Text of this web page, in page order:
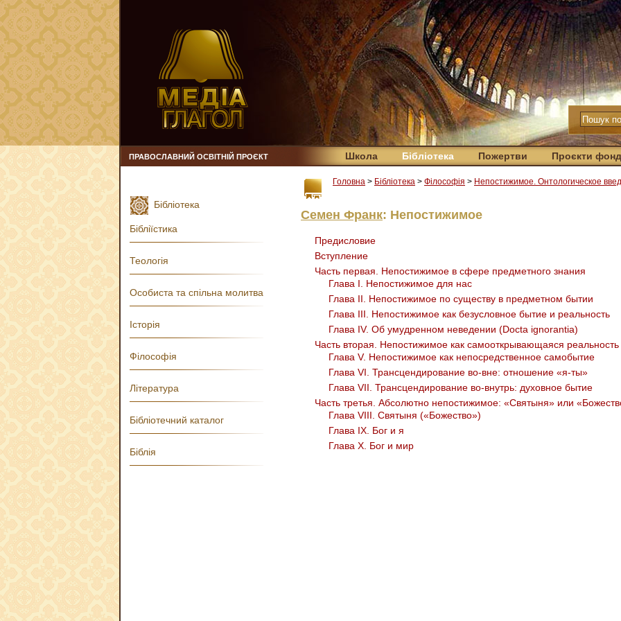
ПРАВОСЛАВНИЙ ОСВІТНІЙ ПРОЄКТ Школа Бібліотека Пожертви Проєкти
Головна > Бібліотека > Філософія > Непостижимое. Онтологическое
Семен Франк: Непостижимое
Предисловие
Вступление
Часть первая. Непостижимое в сфере предметного знания
Глава I. Непостижимое для нас
Глава II. Непостижимое по существу в предметном бытии
Глава III. Непостижимое как безусловное бытие и реальность
Глава IV. Об умудренном неведении (Docta ignorantia)
Часть вторая. Непостижимое как самооткрывающаяся реальность
Глава V. Непостижимое как непосредственное самобытие
Глава VI. Трансцендирование во-вне: отношение «я-ты»
Глава VII. Трансцендирование во-внутрь: духовное бытие
Часть третья. Абсолютно непостижимое: «Святыня» или
Глава VIII. Святыня («Божество»)
Глава IX. Бог и я
Глава X. Бог и мир
Бібліотека
Бібліїстика
Теологія
Особиста та спільна молитва
Історія
Філософія
Література
Бібліотечний каталог
Біблія